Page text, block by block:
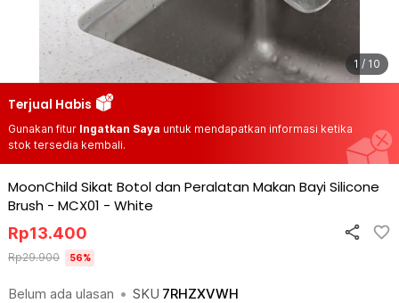
1 / 10
Terjual Habis
Gunakan fitur Ingatkan Saya untuk mendapatkan informasi ketika
stok tersedia kembali.
MoonChild Sikat Botol dan Peralatan Makan Bayi Silicone
Brush - MCX01 - White
Belum ada ulasan • SKU 7RHZXVWH
Rp13.400
Rp29.900 56%